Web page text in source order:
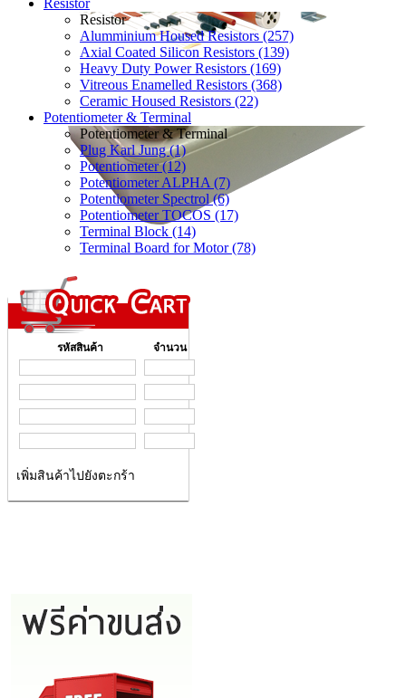
Resistor
Resistor
Alumminium Housed Resistors (257)
Axial Coated Silicon Resistors (139)
Heavy Duty Power Resistors (169)
Vitreous Enamelled Resistors (368)
Ceramic Housed Resistors (22)
Potentiometer & Terminal
Potentiometer & Terminal
Plug Karl Jung (1)
Potentiometer (12)
Potentiometer ALPHA (7)
Potentiometer Spectrol (6)
Potentiometer TOCOS (17)
Terminal Block (14)
Terminal Board for Motor (78)
รหัสสินค้า จำนวน
เพิ่มสินค้าไปยังตะกร้า